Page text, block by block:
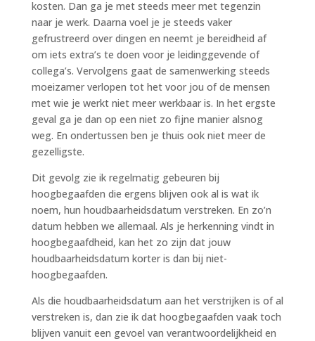
kosten. Dan ga je met steeds meer met tegenzin
naar je werk. Daarna voel je je steeds vaker
gefrustreerd over dingen en neemt je bereidheid af
om iets extra’s te doen voor je leidinggevende of
collega’s. Vervolgens gaat de samenwerking steeds
moeizamer verlopen tot het voor jou of de mensen
met wie je werkt niet meer werkbaar is. In het ergste
geval ga je dan op een niet zo fijne manier alsnog
weg. En ondertussen ben je thuis ook niet meer de
gezelligste.
Dit gevolg zie ik regelmatig gebeuren bij
hoogbegaafden die ergens blijven ook al is wat ik
noem, hun houdbaarheidsdatum verstreken. En zo’n
datum hebben we allemaal. Als je herkenning vindt in
hoogbegaafdheid, kan het zo zijn dat jouw
houdbaarheidsdatum korter is dan bij niet-
hoogbegaafden.
Als die houdbaarheidsdatum aan het verstrijken is of al
verstreken is, dan zie ik dat hoogbegaafden vaak toch
blijven vanuit een gevoel van verantwoordelijkheid en